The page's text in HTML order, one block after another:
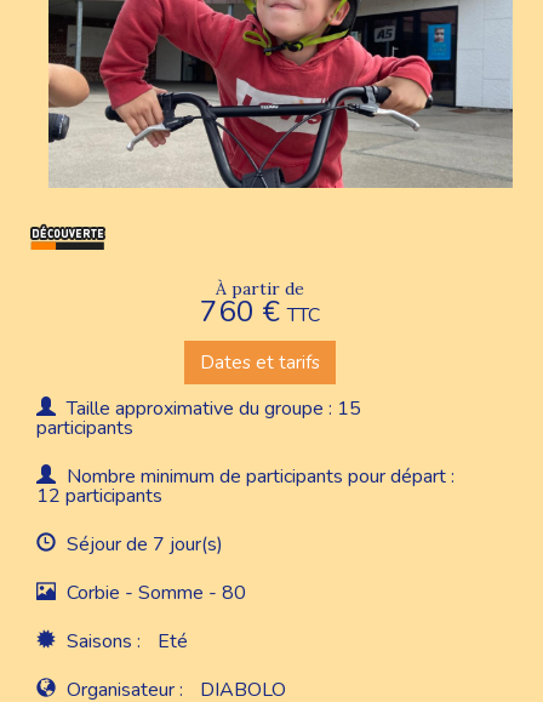
À partir de
760 €TTC
Dates et tarifs
Taille approximative du groupe : 15
participants
Nombre minimum de participants pour départ :
12 participants
Séjour de 7 jour(s)
Corbie - Somme - 80
Saisons :
Eté
Organisateur :
DIABOLO